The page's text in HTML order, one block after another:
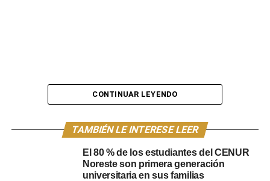
TRABAJO AUDIOVISUAL DE DANEC REALIZACIONES.
CONTINUAR LEYENDO
TAMBIÉN LE INTERESE LEER
El 80 % de los estudiantes del CENUR
Noreste son primera generación
universitaria en sus familias